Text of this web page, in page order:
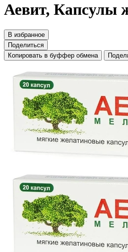
Аевит, Капсулы
В избранное
Поделиться
Копировать в буффер обмена